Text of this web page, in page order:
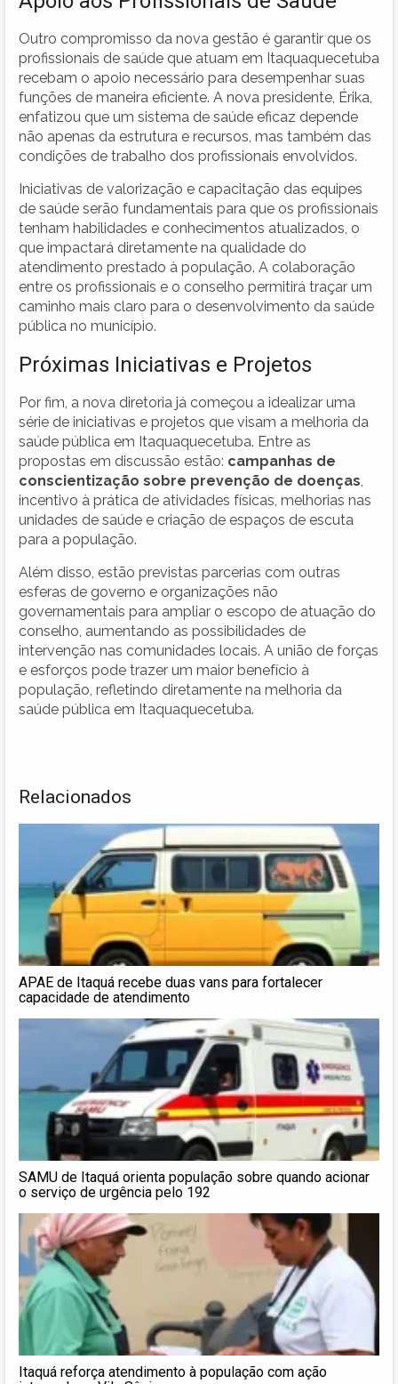
Outro compromisso da nova gestão é garantir que os
profissionais de saúde que atuam em Itaquaquecetuba
recebam o apoio necessário para desempenhar suas
funções de maneira eficiente. A nova presidente, Érika,
enfatizou que um sistema de saúde eficaz depende
não apenas da estrutura e recursos, mas também das
condições de trabalho dos profissionais envolvidos.
Iniciativas de valorização e capacitação das equipes
de saúde serão fundamentais para que os profissionais
tenham habilidades e conhecimentos atualizados, o
que impactará diretamente na qualidade do
atendimento prestado à população. A colaboração
entre os profissionais e o conselho permitirá traçar um
caminho mais claro para o desenvolvimento da saúde
pública no município.
Próximas Iniciativas e Projetos
Por fim, a nova diretoria já começou a idealizar uma
série de iniciativas e projetos que visam a melhoria da
saúde pública em Itaquaquecetuba. Entre as
propostas em discussão estão: campanhas de
conscientização sobre prevenção de doenças
incentivo à prática de atividades físicas, melhorias nas
unidades de saúde e criação de espaços de escuta
para a população.
Além disso, estão previstas parcerias com outras
esferas de governo e organizações não
governamentais para ampliar o escopo de atuação do
conselho, aumentando as possibilidades de
intervenção nas comunidades locais. A união de forças
e esforços pode trazer um maior benefício à
população, refletindo diretamente na melhoria da
saúde pública em Itaquaquecetuba.
Relacionados
APAE de Itaquá recebe duas vans para fortalecer
capacidade de atendimento
SAMU de Itaquá orienta população sobre quando acionar
o serviço de urgência pelo 192
Itaquá reforça atendimento à população com ação